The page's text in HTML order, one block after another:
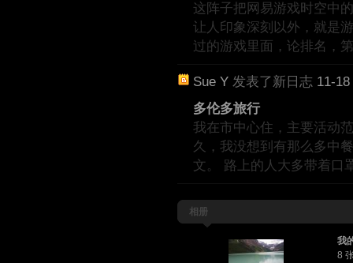
这阵子把网易游戏时空中
让人印象深刻以外，就是
过的游戏里面，论排名，
Sue Y 发表了新日志 11-
多伦多旅行
我在市中心住，主要活动
久，我没想到有那么多中
文。 路上的人大多带着口
相册
我
8